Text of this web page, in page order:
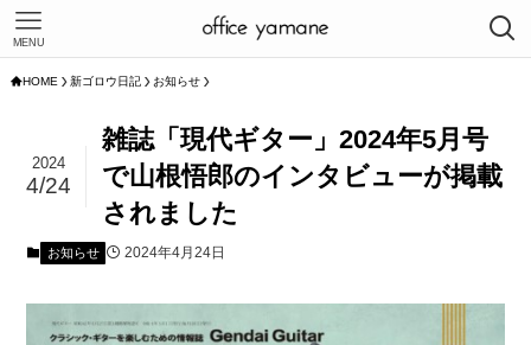
MENU
HOME 新ゴロウ日記 お知らせ
雑誌「現代ギター」2024年5月号
で山根悟郎のインタビューが掲載
されました
2024
4/24
お知らせ 2024年4月24日